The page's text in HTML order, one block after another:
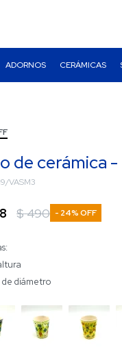
ADORNOS CERÁMICAS
de cerámica
VASM3
$490 24
de diámetro